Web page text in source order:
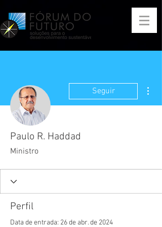
Seguir
Paulo R. Haddad
Ministro
Perfil
Data de entrada: 26 de abr. de 2024